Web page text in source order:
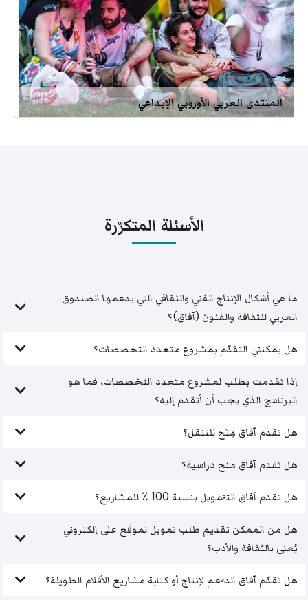
المنتدى العربي الأوروبي الإبداعي
الأسئلة المتكرّرة
ما هي أشكال الإنتاج الفني والثقافي التي يدعمها الصندوق
العربي للثقافة والفنون (آفاق)؟
هل يمكنني التقدّم بمشروع متعدد التخصصات؟
إذا تقدمت بطلب لمشروع متعدد التخصصات، فما هو
البرنامج الذي يجب أن أتقدم إليه؟
هل تقدم آفاق مِنَح للتنقل؟
هل تقدم آفاق منح دراسية؟
هل تقدم آفاق التَّمويل بنسبة 100 ٪ للمشاريع؟
هل من الممكن تقديم طلب تمويل لموقع على إلكتروني
يُعنى بالثقافة والأدب؟
هل تقدّم آفاق الدَّعم لإنتاج أو كتابة مشاريع الأفلام الطويلة؟